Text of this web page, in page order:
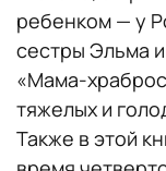
ребенком — у
сестры Эльма
«Мама-
тяжелых и
Также в этой